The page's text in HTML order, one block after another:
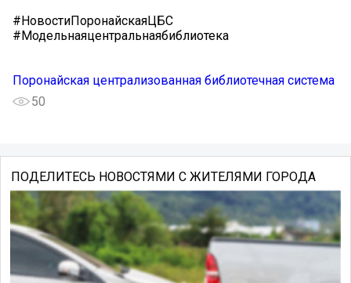
#НовостиПоронайскаяЦБС
#Модельнаяцентральнаябиблиотека
Поронайская централизованная библиотечная система
50
ПОДЕЛИТЕСЬ НОВОСТЯМИ С ЖИТЕЛЯМИ ГОРОДА